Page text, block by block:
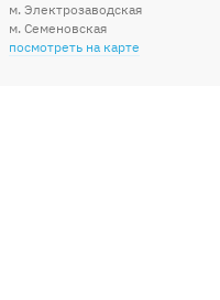
м. Электрозаводская
м. Семеновская
посмотреть на карте